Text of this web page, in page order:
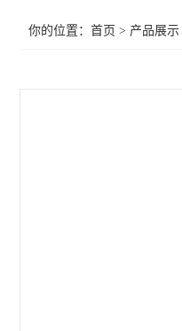
你的位置：首页 > 产品展示